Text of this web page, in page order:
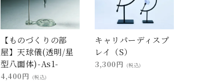
【ものづくりの部
屋】天球儀(透明/星
型八面体)-As1-
4,400円 (税込)
キャリパーディスプ
レイ（S）
3,300円 (税込)